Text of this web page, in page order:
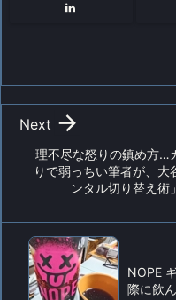
理不尽な怒りの鎮め方…
りで弱っちい筆者が、大
ンタル切り替え術

Next
NOPE
際に飲